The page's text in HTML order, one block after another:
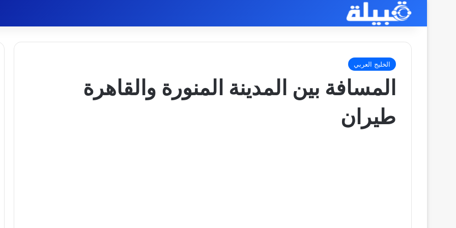
الخليج العربي
المسافة بين المدينة المنورة والقاهرة
طيران